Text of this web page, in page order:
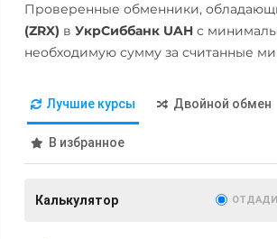
Проверенные обменники,
(ZRX) в УкрСиббанк UAHс
необходимую сумму за считанные
Лучшие курсы Двойной обмен
В избранное
Калькулятор